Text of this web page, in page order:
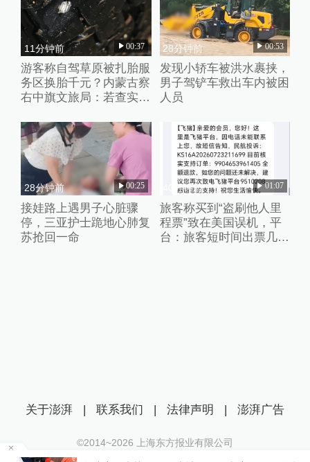
11分钟前 00:37
游客称自驾草原被扎胎服
务区换胎千元？内蒙古察
右中旗文旅局：若查实人
28分钟前 00:53
发现小轿车被洪水裹挟，
男子驾铲车救出车内被困
人员
28分钟前 00:25
接娃路上遇男子心脏骤
停，三亚护士跪地心肺复
苏抢回一命
40分钟前 01:07
旅客称买到“盗刷他人里
程票”致在美国误机，平
台：旅客短时间出票几十
关于澎湃 | 联系我们 | 法律声明 | 澎湃广告
©2014~2026 上海东方报业有限公司